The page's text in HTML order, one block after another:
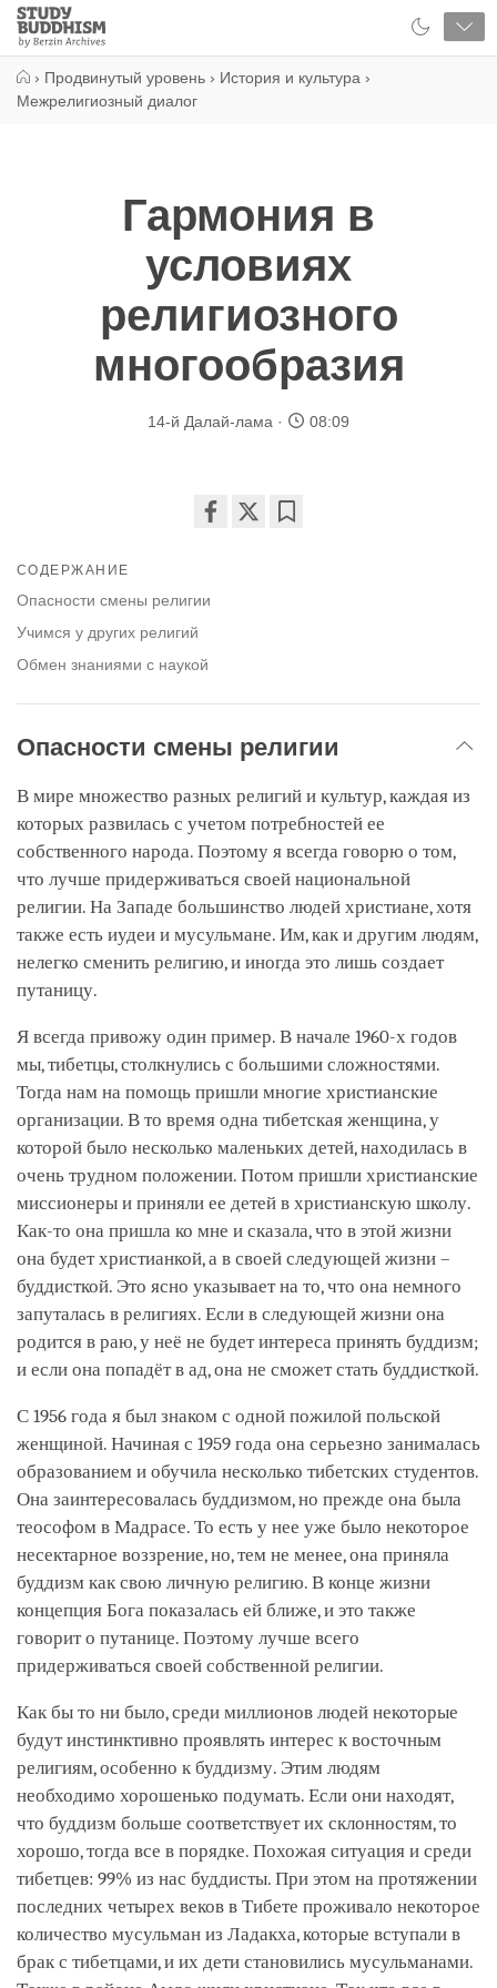
Close
Study
Buddhism
› Продвинутый уровень › История и культура ›
Межрелигиозный диалог
Гармония в
условиях
религиозного
многообразия
14-й Далай-лама 08:09
СОДЕРЖАНИЕ
Опасности смены религии
Учимся у других религий
Обмен знаниями с наукой
Опасности смены религии
В мире множество разных религий и культур, каждая из
которых развилась с учетом потребностей ее
собственного народа. Поэтому я всегда говорю о том,
что лучше придерживаться своей национальной
религии. На Западе большинство людей христиане, хотя
также есть иудеи и мусульмане. Им, как и другим людям,
нелегко сменить религию, и иногда это лишь создает
путаницу.
Я всегда привожу один пример. В начале 1960-х годов
мы, тибетцы, столкнулись с большими сложностями.
Тогда нам на помощь пришли многие христианские
организации. В то время одна тибетская женщина, у
которой было несколько маленьких детей, находилась в
очень трудном положении. Потом пришли христианские
миссионеры и приняли ее детей в христианскую школу.
Как-то она пришла ко мне и сказала, что в этой жизни
она будет христианкой, а в своей следующей жизни –
буддисткой. Это ясно указывает на то, что она немного
запуталась в религиях. Если в следующей жизни она
родится в раю, у неё не будет интереса принять буддизм;
и если она попадёт в ад, она не сможет стать буддисткой.
С 1956 года я был знаком с одной пожилой польской
женщиной. Начиная с 1959 года она серьезно занималась
образованием и обучила несколько тибетских студентов.
Она заинтересовалась буддизмом, но прежде она была
теософом в Мадрасе. То есть у нее уже было некоторое
несектарное воззрение, но, тем не менее, она приняла
буддизм как свою личную религию. В конце жизни
концепция Бога показалась ей ближе, и это также
говорит о путанице. Поэтому лучше всего
придерживаться своей собственной религии.
Как бы то ни было, среди миллионов людей некоторые
будут инстинктивно проявлять интерес к восточным
религиям, особенно к буддизму. Этим людям
необходимо хорошенько подумать. Если они находят,
что буддизм больше соответствует их склонностям, то
хорошо, тогда все в порядке. Похожая ситуация и среди
тибетцев: 99% из нас буддисты. При этом на протяжении
последних четырех веков в Тибете проживало некоторое
количество мусульман из Ладакха, которые вступали в
брак с тибетцами, и их дети становились мусульманами.